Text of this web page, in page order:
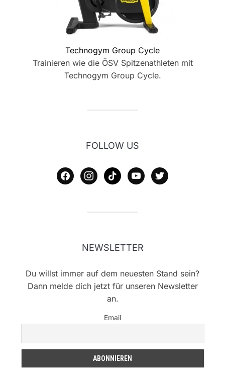
Technogym Group Cycle
Trainieren wie die ÖSV Spitzenathleten mit
Technogym Group Cycle.
FOLLOW US
facebookinstagram
tiktok youtubetwitter
NEWSLETTER
Du willst immer auf dem neuesten Stand sein?
Dann melde dich jetzt für unseren Newsletter
an.
Email